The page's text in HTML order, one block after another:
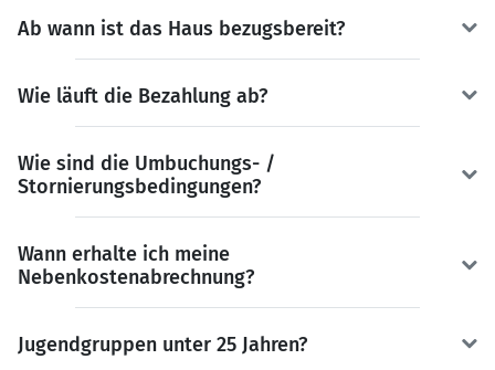
Ab wann ist das Haus bezugsbereit?
Wie läuft die Bezahlung ab?
Wie sind die Umbuchungs- /
Stornierungsbedingungen?
Wann erhalte ich meine
Nebenkostenabrechnung?
Jugendgruppen unter 25 Jahren?